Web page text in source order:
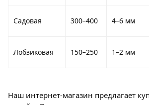
Садовая 300–400 4–6 мм
Лобзиковая 150–250 1–2 мм
Наш интернет-магазин предлагает